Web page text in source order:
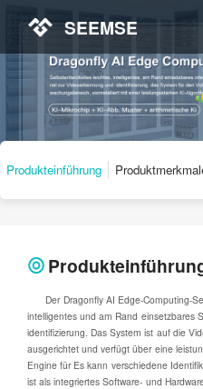
SEEMSE
Produkteinführung
Der Dragonfly AI Edge-Computing-
intelligentes und am Rand einsetzbares
identifizierung. Das System ist auf die
ausgerichtet und verfügt über eine
Engine für Es kann verschiedene
ist als integriertes Software- und